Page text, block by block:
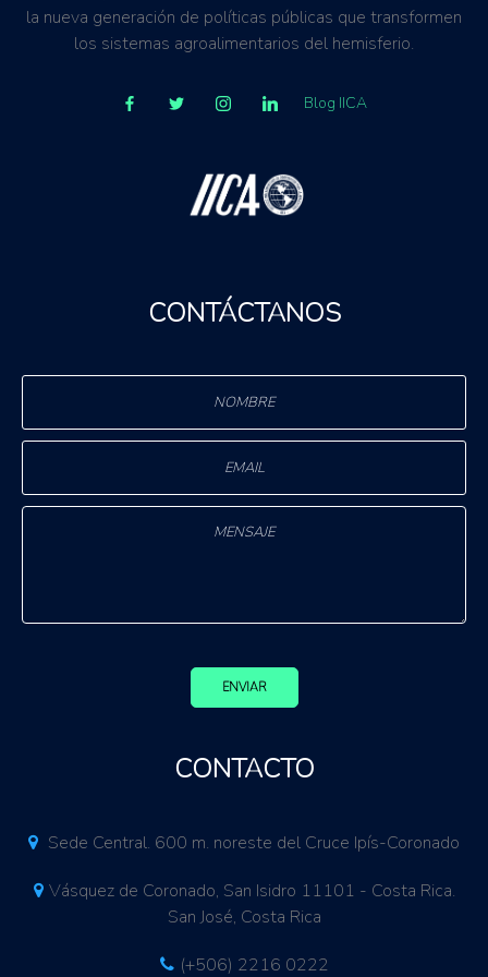
la nueva generación de políticas públicas que transformen
los sistemas agroalimentarios del hemisferio.
Blog IICA
CONTÁCTANOS
ENVIAR
CONTACTO
Sede Central. 600 m. noreste del Cruce Ipís-Coronado
Vásquez de Coronado, San Isidro 11101 - Costa Rica.
San José, Costa Rica
(+506) 2216 0222